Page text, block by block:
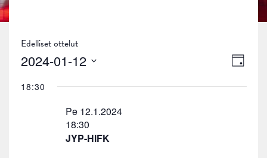
Edelliset ottelut
Päivä
2024-01-12
päivä.
18:30
JYP-HIFK
Pe 12.1.2024
18:30